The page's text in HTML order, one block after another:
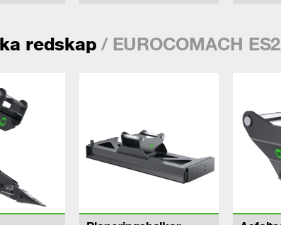
redskap / EUROCOMACH